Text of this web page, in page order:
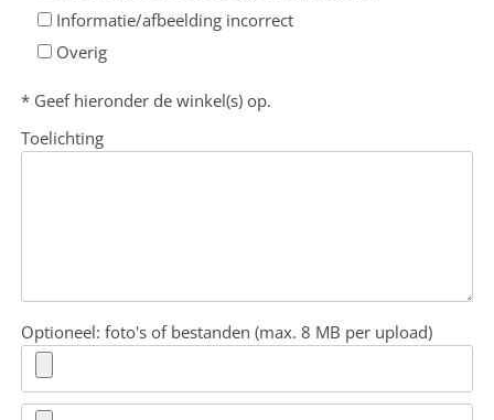
Informatie/afbeelding incorrect
Overig
* Geef hieronder de winkel(s) op.
Toelichting
Optioneel: foto's of bestanden (max. 8 MB per upload)